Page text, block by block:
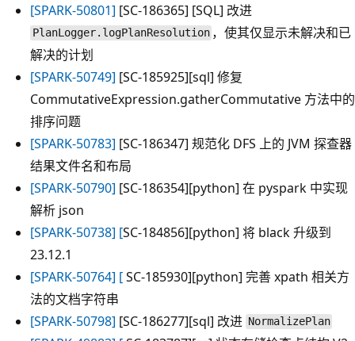
[SPARK-50801] [SC-186365] [SQL] 改进
PlanLogger.logPlanResolution ，使其仅显示未解决和已
解决的计划
[SPARK-50749] [SC-185925][sql] 修复
CommutativeExpression.gatherCommutative 方法中的
排序问题
[SPARK-50783] [SC-186347] 规范化 DFS 上的 JVM 探查器
结果文件名和布局
[SPARK-50790] [SC-186354][python] 在 pyspark 中实现
解析 json
[SPARK-50738] [SC-184856][python] 将 black 升级到
23.12.1
[SPARK-50764] [SC-185930][python] 完善 xpath 相关方
法的文档字符串
[SPARK-50798] [SC-186277][sql] 改进 NormalizePlan